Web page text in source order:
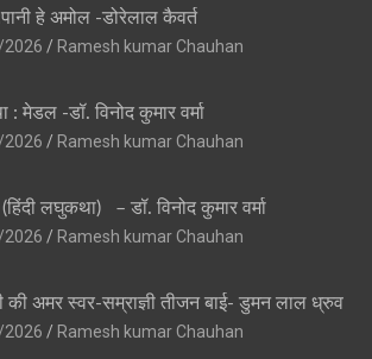
हे अमोल -डोरेलाल कैवर्त
Ramesh kumar Chauhan
मेडल -डॉ. विनोद कुमार वर्मा
Ramesh kumar Chauhan
लघुकथा) – डॉ. विनोद कुमार वर्मा
Ramesh kumar Chauhan
की अमर स्वर-सम्राज्ञी तीजन बाई- डुमन लाल ध्रुव
Ramesh kumar Chauhan